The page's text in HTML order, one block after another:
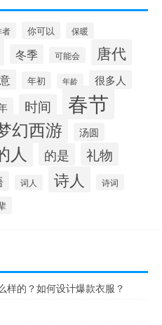
者 你可以 保暖
冬季 可能会 唐代
年初 年龄 很多人
时间 春节
幻西游 汤圆
人 的是 礼物
词人 诗人 诗词
样的？如何设计爆款衣服？